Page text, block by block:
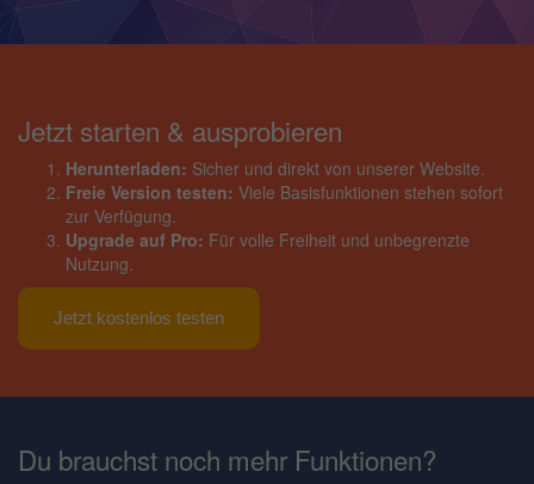
Jetzt starten & ausprobieren
Herunterladen: Sicher und direkt von unserer Website.
Freie Version testen: Viele Basisfunktionen stehen sofort
zur Verfügung.
Upgrade auf Pro: Für volle Freiheit und unbegrenzte
Nutzung.
Jetzt kostenlos testen
Du brauchst noch mehr Funktionen?